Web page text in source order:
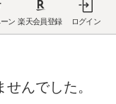
ン 楽天会員登録 ログイン
んでした。